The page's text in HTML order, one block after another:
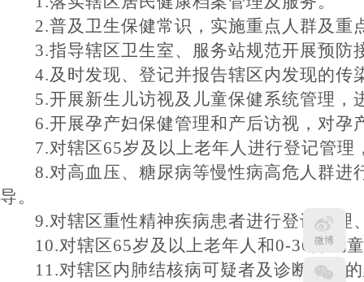
微博
2.普及卫生保健常识，实施重点人群及
3.指导辖区卫生室、服务站规范开展预防
4.及时发现、登记并报告辖区内发现的
5.开展新生儿访视及儿童保健系统管理
6.开展孕产妇保健管理和产后访视，对孕
7.对辖区65岁及以上老年人进行登记管
8.对高血压、糖尿病等慢性病高危人群
导。
9.对辖区重性精神疾病患者进行登记管理
10.对辖区65岁及以上老年人和0-36月儿
11.对辖区内肺结核病可疑者及诊断明确